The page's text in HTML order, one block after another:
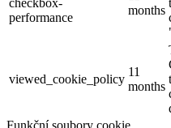
checkbox-
performance
months
viewed_cookie_policy
11
months
Funkční soubory cookie